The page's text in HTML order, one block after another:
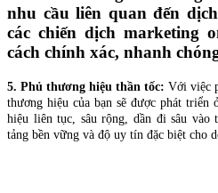
nhu cầu liên quan đến
các chiến dịch marketing
cách chính xác, nhanh
5. Phủ thương hiệu thần tốc: Với việc
thương hiệu của bạn sẽ được phát triển
hiệu liên tục, sâu rộng, dần đi sâu vào
tảng bền vững và độ uy tín đặc biệt cho